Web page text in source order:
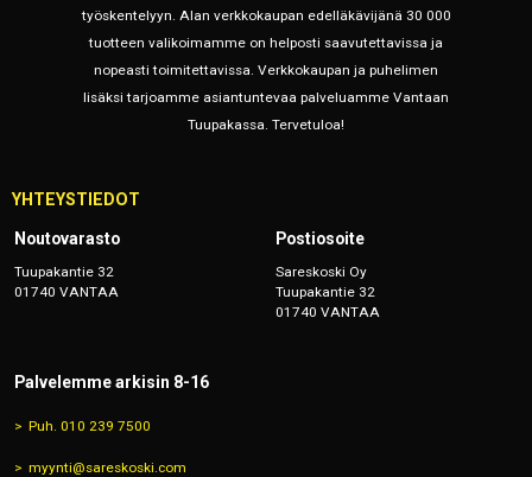
työskentelyyn. Alan verkkokaupan edelläkävijänä 30 000
tuotteen valikoimamme on helposti saavutettavissa ja
nopeasti toimitettavissa. Verkkokaupan ja puhelimen
lisäksi tarjoamme asiantuntevaa palveluamme Vantaan
Tuupakassa. Tervetuloa!
YHTEYSTIEDOT
Noutovarasto
Tuupakantie 32
01740 VANTAA
Postiosoite
Sareskoski Oy
Tuupakantie 32
01740 VANTAA
Palvelemme arkisin 8-16
Puh. 010 239 7500
myynti@sareskoski.com